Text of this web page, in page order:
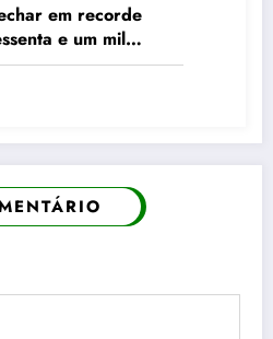
em recorde
e um mil
recua para cinco